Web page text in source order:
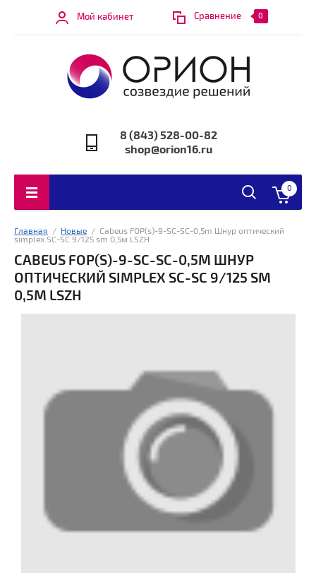
Мой кабинет Сравнение 0
8 (843) 528-00-82
shop@orion16.ru
0
Главная
  /
Новые
  /  Cabeus FOP(s)-9-SC-SC-0,5m Шнур оптический
simplex SC-SC 9/125 sm 0,5м LSZH
CABEUS FOP(S)-9-SC-SC-0,5M ШНУР
ОПТИЧЕСКИЙ SIMPLEX SC-SC 9/125 SM
0,5М LSZH